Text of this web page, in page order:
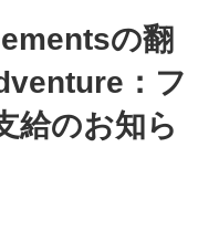
の翻
：フ
給のお知ら